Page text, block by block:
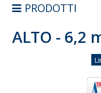
PRODOTTI
SCALE
TRABATTELLI ALLUMINIO
ALTO - 6,2